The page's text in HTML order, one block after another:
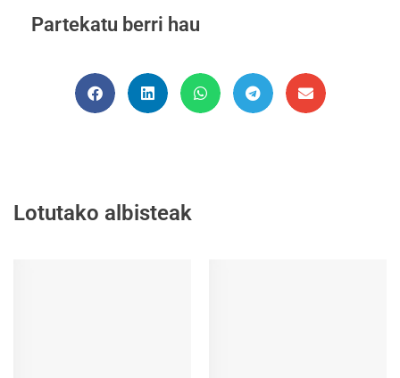
Partekatu berri hau
Lotutako albisteak